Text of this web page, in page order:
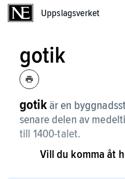
Uppslagsverket
gotik
gotik är en
senare delen av
till 1400-talet.
Den efterträdde den
Vill du komma åt